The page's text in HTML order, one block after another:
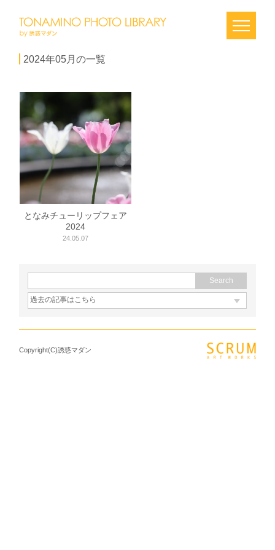
2024年05月の一覧
となみチューリップフェア
2024
24.05.07
Copyright(C)誘惑マダン